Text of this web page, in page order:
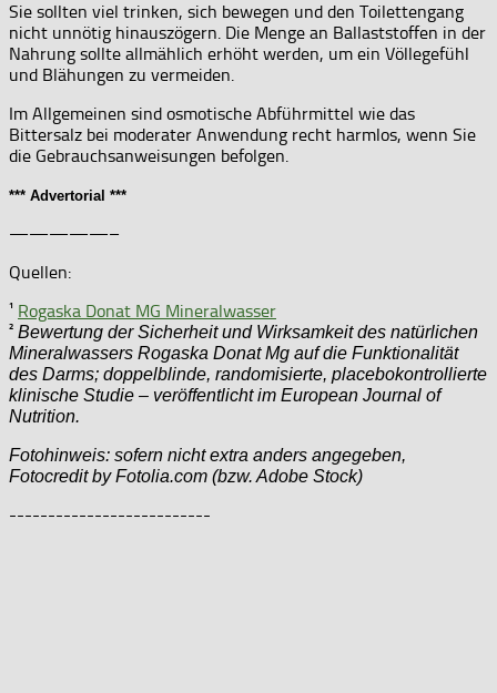
Sie sollten viel trinken, sich bewegen und den Toilettengang
nicht unnötig hinauszögern. Die Menge an Ballaststoffen in der
Nahrung sollte allmählich erhöht werden, um ein Völlegefühl
und Blähungen zu vermeiden.
Im Allgemeinen sind osmotische Abführmittel wie das
Bittersalz bei moderater Anwendung recht harmlos, wenn Sie
die Gebrauchsanweisungen befolgen.
*** Advertorial ***
—————–
Quellen:
¹ Rogaska Donat MG Mineralwasser
² Bewertung der Sicherheit und Wirksamkeit des natürlichen
Mineralwassers Rogaska Donat Mg auf die Funktionalität
des Darms; doppelblinde, randomisierte, placebokontrollierte
klinische Studie – veröffentlicht im European Journal of
Nutrition.
Fotohinweis: sofern nicht extra anders angegeben,
Fotocredit by Fotolia.com (bzw. Adobe Stock)
--------------------------